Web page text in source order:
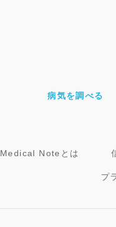
病気を調べる
Medical Noteとは
プ